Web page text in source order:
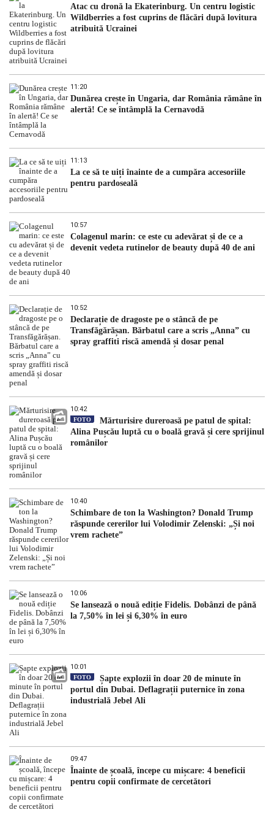
Atac cu dronă la Ekaterinburg. Un centru logistic
Wildberries a fost cuprins de flăcări după lovitura
atribuită Ucrainei
11:20
Dunărea crește în Ungaria, dar România rămâne în
alertă! Ce se întâmplă la Cernavodă
11:13
La ce să te uiți înainte de a cumpăra accesoriile
pentru pardoseală
10:57
Colagenul marin: ce este cu adevărat și de ce a
devenit vedeta rutinelor de beauty după 40 de ani
10:52
Declarație de dragoste pe o stâncă de pe
Transfăgărășan. Bărbatul care a scris „Anna” cu
spray graffiti riscă amendă și dosar penal
10:42
FOTO
Mărturisire dureroasă pe patul de spital:
Alina Pușcău luptă cu o boală gravă și cere sprijinul
românilor
10:40
Schimbare de ton la Washington? Donald Trump
răspunde cererilor lui Volodimir Zelenski: „Și noi
vrem rachete”
10:06
Se lansează o nouă ediție Fidelis. Dobânzi de până
la 7,50% în lei și 6,30% în euro
10:01
FOTO
Șapte explozii în doar 20 de minute în
portul din Dubai. Deflagrații puternice în zona
industrială Jebel Ali
09:47
Înainte de școală, începe cu mișcare: 4 beneficii
pentru copii confirmate de cercetători